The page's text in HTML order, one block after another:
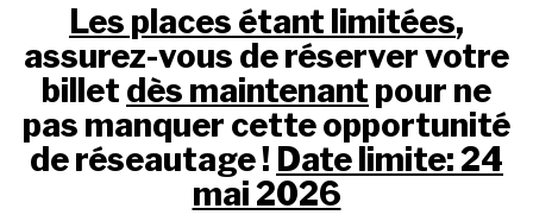
Les places étant limitées,
assurez-vous de réserver votre
billet dès maintenant pour ne
pas manquer cette opportunité
de réseautage ! Date limite: 24
mai 2026